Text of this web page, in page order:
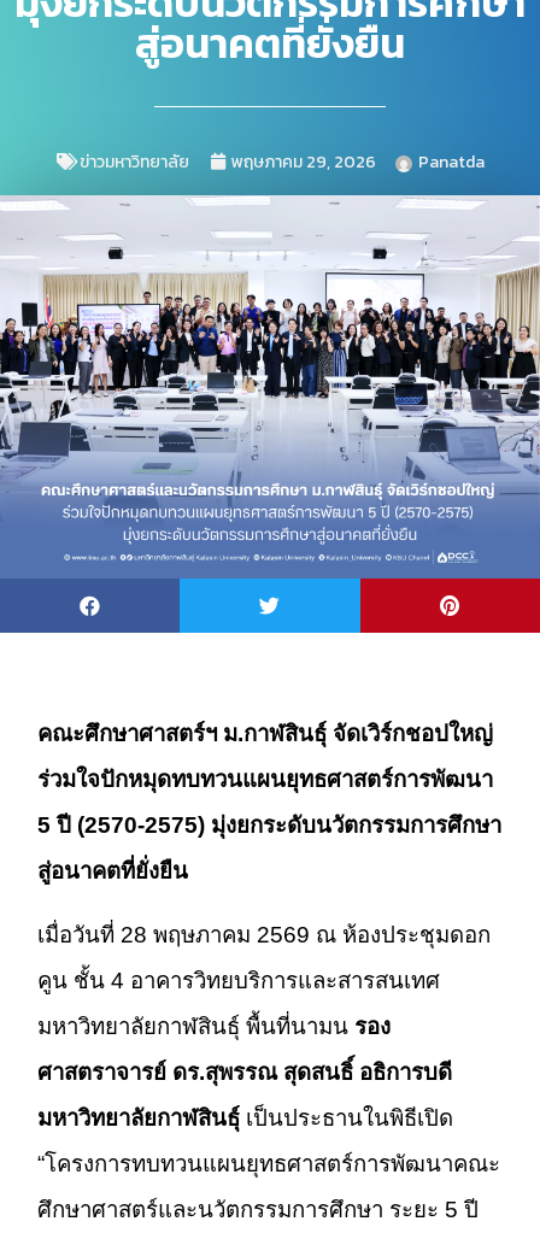
สู่อนาคตที่ยั่งยืน
ข่าวมหาวิทยาลัย พฤษภาคม 29, 2026 Panatda
คณะศึกษาศาสตร์ฯ ม.กาฬสินธุ์ จัดเวิร์กชอปใหญ่
ร่วมใจปักหมุดทบทวนแผนยุทธศาสตร์การพัฒนา
5 ปี (2570-2575) มุ่งยกระดับนวัตกรรมการศึกษา
สู่อนาคตที่ยั่งยืน
เมื่อวันที่ 28 พฤษภาคม 2569 ณ ห้องประชุมดอก
คูน ชั้น 4 อาคารวิทยบริการและสารสนเทศ
มหาวิทยาลัยกาฬสินธุ์ พื้นที่นามน รอง
ศาสตราจารย์ ดร.สุพรรณ สุดสนธิ์ อธิการบดี
มหาวิทยาลัยกาฬสินธุ์ เป็นประธานในพิธีเปิด
“โครงการทบทวนแผนยุทธศาสตร์การพัฒนาคณะ
ศึกษาศาสตร์และนวัตกรรมการศึกษา ระยะ 5 ปี